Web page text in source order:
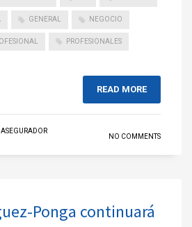
GENERAL NEGOCIO
PROFESIONALES
READ MORE
NO COMMENTS
Ponga continuará